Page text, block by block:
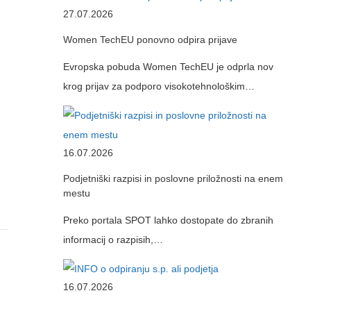
27.07.2026
Women TechEU ponovno odpira prijave
Evropska pobuda Women TechEU je odprla nov
krog prijav za podporo visokotehnološkim…
16.07.2026
Podjetniški razpisi in poslovne priložnosti na enem
mestu
Preko portala SPOT lahko dostopate do zbranih
informacij o razpisih,…
16.07.2026